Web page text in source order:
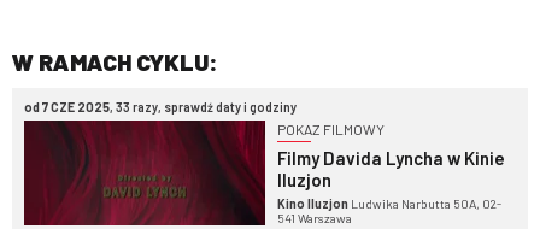
W RAMACH CYKLU:
od 7 CZE 2025, 33 razy, sprawdź daty i godziny
POKAZ FILMOWY
Filmy Davida Lyncha w Kinie
Iluzjon
Kino Iluzjon Ludwika Narbutta 50A, 02-
541 Warszawa